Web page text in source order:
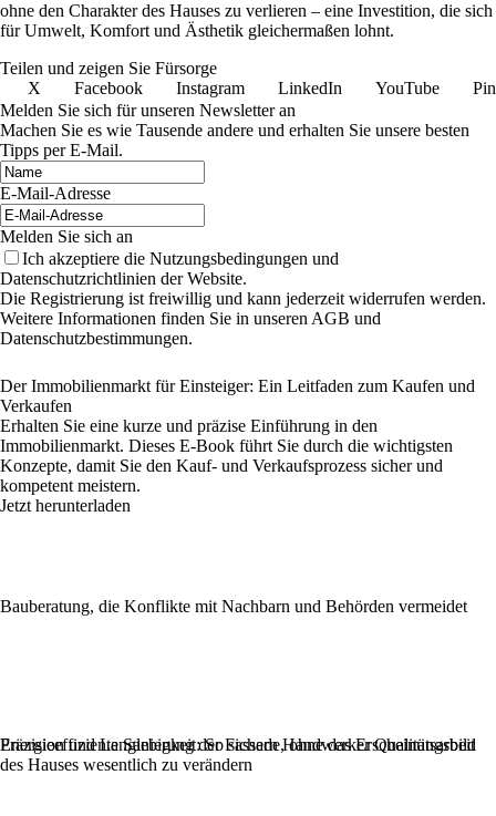
ohne den Charakter des Hauses zu verlieren – eine Investition, die sich
für Umwelt, Komfort und Ästhetik gleichermaßen lohnt.
Teilen und zeigen Sie Fürsorge
X
Facebook Instagram LinkedIn YouTube
Melden Sie sich für unseren Newsletter an
Machen Sie es wie Tausende andere und erhalten Sie unsere besten
Tipps per E-Mail.
E-Mail-Adresse
Melden Sie sich an
Ich akzeptiere die Nutzungsbedingungen und
Datenschutzrichtlinien der Website.
Die Registrierung ist freiwillig und kann jederzeit widerrufen werden.
Weitere Informationen finden Sie in unseren AGB und
Datenschutzbestimmungen.
Der Immobilienmarkt für Einsteiger: Ein Leitfaden zum Kaufen und
Verkaufen
Erhalten Sie eine kurze und präzise Einführung in den
Immobilienmarkt. Dieses E-Book führt Sie durch die wichtigsten
Konzepte, damit Sie den Kauf- und Verkaufsprozess sicher und
kompetent meistern.
Jetzt herunterladen
Bauberatung, die Konflikte mit Nachbarn und Behörden vermeidet
Präzision und Langlebigkeit: So sichern Handwerker Qualitätsarbeit
Energieeffiziente Sanierung der Fassade, ohne das Erscheinungsbild
des Hauses wesentlich zu verändern